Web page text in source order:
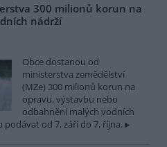
300 milionů korun na
nádrží
Obce dostanou od
ministerstva zemědělství
(MZe) 300 milionů korun na
opravu, výstavbu nebo
odbahnění malých vodních
od 7. září do 7. října.